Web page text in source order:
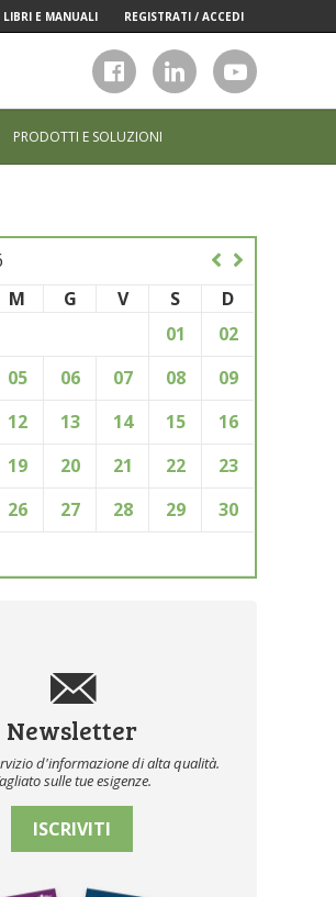
LIBRI E MANUALI REGISTRATI / ACCEDI
PRODOTTI E SOLUZIONI
M G V S
D
01
02
05 06 07 08
09
12 13 14 15
16
19 20 21 22
23
26 27 28 29
30
Newsletter
d'informazione di alta qualità.
sulle tue esigenze.
ISCRIVITI